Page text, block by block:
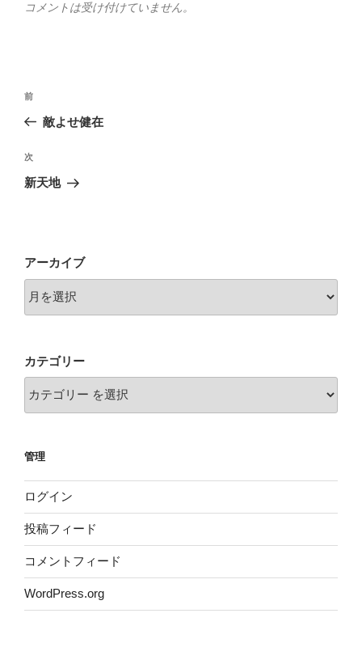
コメントは受け付けていません。
投
ナ
ビ
ゲ
ン
前
の
稿
前
敵よせ健在
次
の
次
新天地
アーカイブ
カテゴリー
管理
ログイン
投稿フィード
コメントフィード
WordPress.org